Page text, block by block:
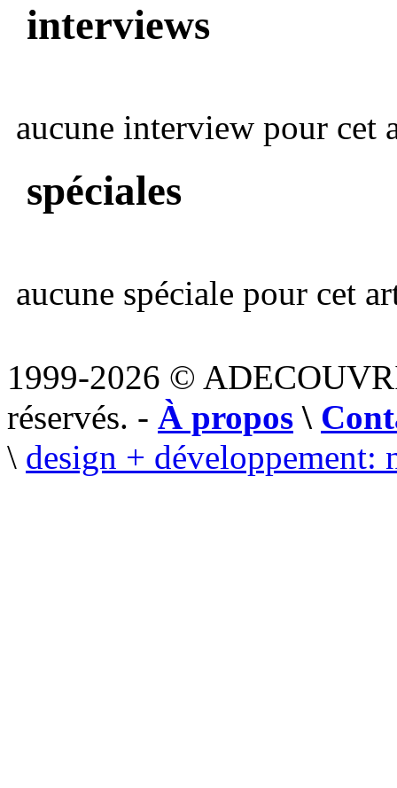
interviews
aucune interview pour cet
spéciales
aucune spéciale pour cet
1999-2026 ©
réservés. - À propos \
\ design + développement: